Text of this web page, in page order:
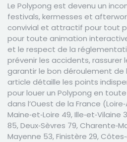
Le Polypong est devenu un
festivals, kermesses et
convivial et attractif pour tout
pour toute animation
et le respect de la
prévenir les accidents, rassurer
garantir le bon déroulement de
article détaille les points
pour louer un Polypong en
dans l’Ouest de la France
Maine‑et‑Loire 49,
85, Deux‑Sèvres 79,
Mayenne 53, Finistère 29,